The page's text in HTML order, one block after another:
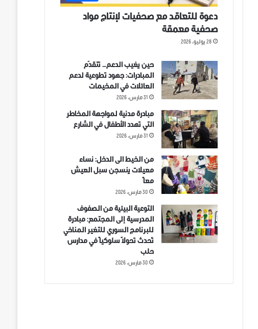
دعوة للتعاقد مع صحفيات لإنتاج مواد
صحفية معمقة
28 يوليو، 2026
حين يغيب الدعم… تتقدّم
المبادرات: جهود تطوعية لدعم
العائلات في المخيمات
31 مارس، 2026
مبادرة مدنية لمواجهة المخاطر
التي تهدد الأطفال في الشارع
31 مارس، 2026
من الخيط الى الدخل: نساء
معيلات ينسجن سبل العيش
معاً
30 مارس، 2026
التوعية البيئية من الصفوف
المدرسية إلى المجتمع: مبادرة
للبرنامج السوري للتغير المناخي
تُحدث تحولاً سلوكياً في مدارس
حلب
30 مارس، 2026